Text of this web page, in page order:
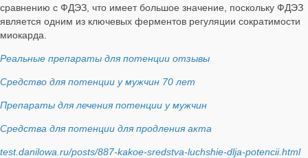
сравнению с ФДЭЗ, что имеет большое значение, поскольку ФДЭЗ
является одним из ключевых ферментов регуляции сократимости
миокарда.
Реальные препараты для потенции отзывы
Средство для потенции у мужчин 70 лет
Препараты для лечения потенции у мужчин
Средства для потенции для продления акта
test.danilowa.ru/posts/887-kakoe-sredstva-luchshie-dlja-potencii.html